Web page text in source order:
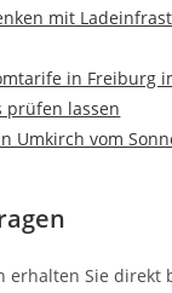
mit
in Freiburg
prüfen lassen
Umkirch vom
erhalten Sie direkt